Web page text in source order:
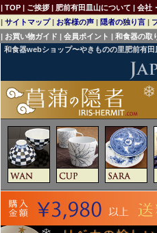
和食器webショップ〜やきものの里肥前有
| TOP | ご挨拶 | 肥前有田皿山について | 会社
| サイトマップ| お客様の声 | 隠者の独り言 |
| お買い物ガイド | 会員ポイント | 和食器の取